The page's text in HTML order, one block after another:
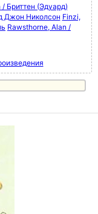
Бриттен (Эдуард)
Джон Николсон Finzi,
Rawsthorne, Alan /